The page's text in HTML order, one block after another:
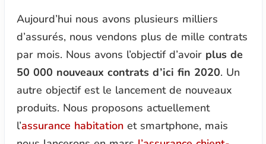
Aujourd’hui nous avons plusieurs milliers
d’assurés, nous vendons plus de mille contrats
par mois. Nous avons l’objectif d’avoir plus de
50 000 nouveaux contrats d’ici fin 2020. Un
autre objectif est le lancement de nouveaux
produits. Nous proposons actuellement
l’assurance habitationet smartphone, mais